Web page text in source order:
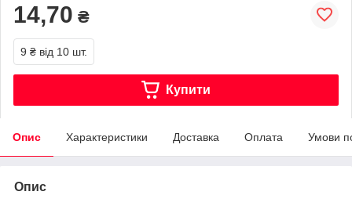
14,70 ₴
9 ₴ від 10 шт.
Купити
Опис Характеристики Доставка Оплата Умови
Опис